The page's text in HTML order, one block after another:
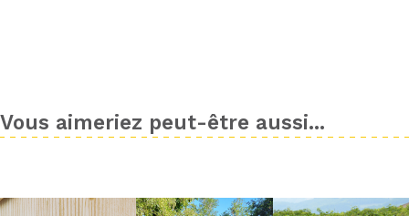
Vous aimeriez peut-être aussi...